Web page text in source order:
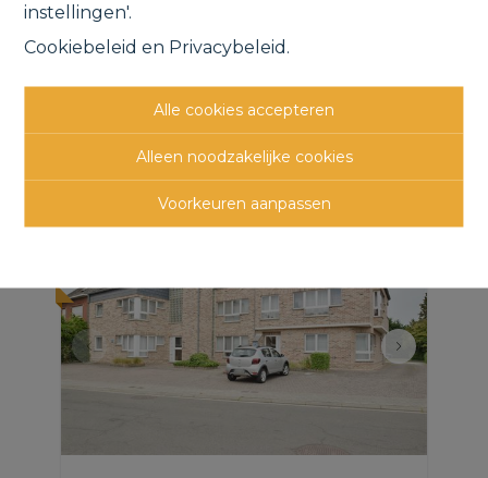
instellingen'.
Cookiebeleid en Privacybeleid .
Alle cookies accepteren
Alleen noodzakelijke cookies
Voorkeuren aanpassen
Andere interessante
panden